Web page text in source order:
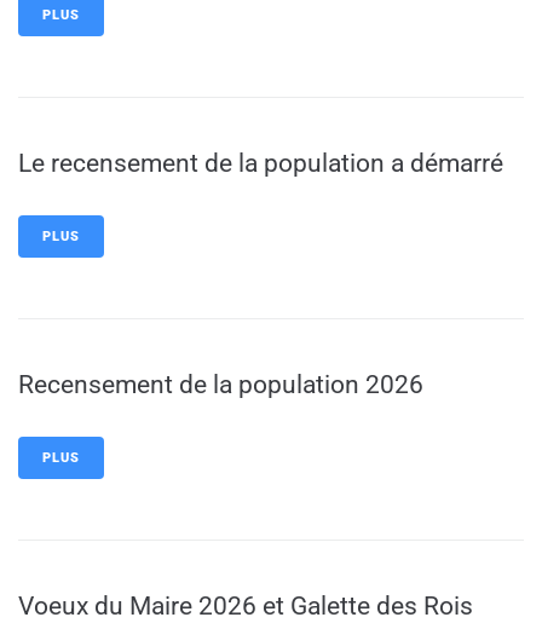
PLUS
Le recensement de la population a démarré
PLUS
Recensement de la population 2026
PLUS
Voeux du Maire 2026 et Galette des Rois